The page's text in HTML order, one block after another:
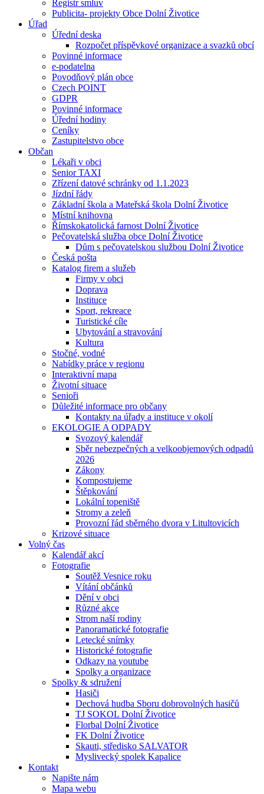
Registr smluv
Publicita- projekty Obce Dolní Životice
Úřad
Úřední deska
Rozpočet příspěvkové organizace a svazků obcí
Povinné informace
e-podatelna
Povodňový plán obce
Czech POINT
GDPR
Povinné informace
Úřední hodiny
Ceníky
Zastupitelstvo obce
Občan
Lékaři v obci
Senior TAXI
Zřízení datové schránky od 1.1.2023
Jízdní řády
Základní škola a Mateřská škola Dolní Životice
Místní knihovna
Římskokatolická farnost Dolní Životice
Pečovatelská služba obce Dolní Životice
Dům s pečovatelskou službou Dolní Životice
Česká pošta
Katalog firem a služeb
Firmy v obci
Doprava
Instituce
Sport, rekreace
Turistické cíle
Ubytování a stravování
Kultura
Stočné, vodné
Nabídky práce v regionu
Interaktivní mapa
Životní situace
Senioři
Důležité informace pro občany
Kontakty na úřady a instituce v okolí
EKOLOGIE A ODPADY
Svozový kalendář
Sběr nebezpečných a velkoobjemových odpadů
2026
Zákony
Kompostujeme
Štěpkování
Lokální topeniště
Stromy a zeleň
Provozní řád sběrného dvora v Litultovicích
Krizové situace
Volný čas
Kalendář akcí
Fotografie
Soutěž Vesnice roku
Vítání občánků
Dění v obci
Různé akce
Strom naší rodiny
Panoramatické fotografie
Letecké snímky
Historické fotografie
Odkazy na youtube
Spolky a organizace
Spolky & sdružení
Hasiči
Dechová hudba Sboru dobrovolných hasičů
TJ SOKOL Dolní Životice
Florbal Dolní Životice
FK Dolní Životice
Skauti, středisko SALVATOR
Myslivecký spolek Kapalice
Kontakt
Napište nám
Mapa webu